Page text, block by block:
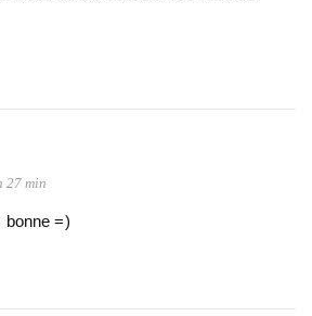
27 min
bonne =)